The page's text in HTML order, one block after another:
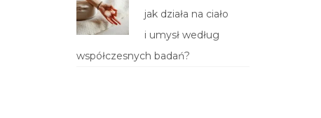
jak działa na ciało
i umysł według
współczesnych badań?